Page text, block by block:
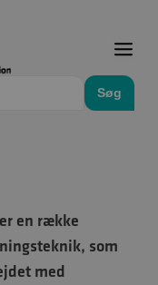
Søg
en række
som
med